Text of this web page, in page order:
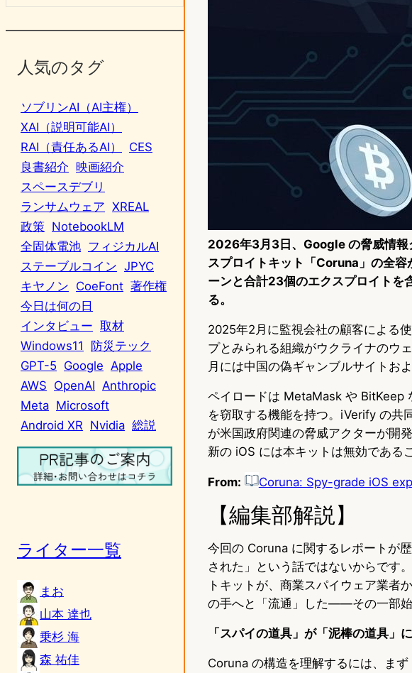
人気のタグ
ソブリンAI（AI主権）
XAI（説明可能AI）
RAI（責任あるAI）
CES
良書紹介 映画紹介
スペースデブリ
ランサムウェア XREAL
政策 NotebookLM
全固体電池 フィジカルAI
ステーブルコイン JPYC
キヤノン CoeFont 著作権
今日は何の日
インタビュー 取材
Windows11
防災テック
GPT-5 Google Apple
AWS OpenAI Anthropic
Meta Microsoft
Android XR Nvidia 総説
ライター一覧
まお
山本 達也
乗杉 海
森 祐佳
2026年3月3日、Google の脅威情報
スプロイトキット「Coruna」の全
ーンと合計23個のエクスプロイトを
る。
2025年2月に監視会社の顧客による
プとみられる組織がウクライナのウ
月には中国の偽ギャンブルサイトお
ペイロードは MetaMask や BitKeep
を窃取する機能を持つ。iVerify の共
が米国政府関連の脅威アクターが開
新の iOS には本キットは無効である
From: Coruna: Spy-grade iOS
【編集部解説】
今回の Coruna に関するレポートが
された」という話ではないからです
トキットが、商業スパイウェア業者
の手へと「流通」した——その一部始
「スパイの道具」が「泥棒の道具」
Coruna の構造を理解するには、ま